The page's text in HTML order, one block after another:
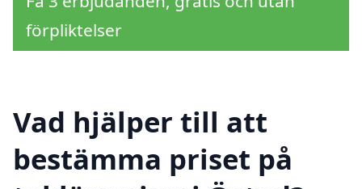
förpliktelser
Vad hjälper till att
bestämma priset på